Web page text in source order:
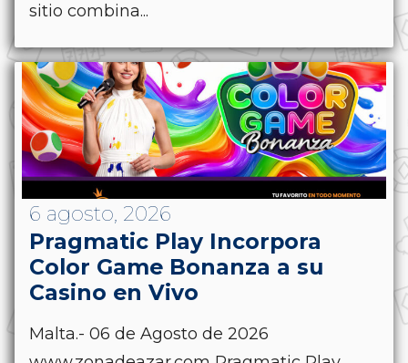
sitio combina...
6 agosto, 2026
Pragmatic Play Incorpora
Color Game Bonanza a su
Casino en Vivo
Malta.- 06 de Agosto de 2026